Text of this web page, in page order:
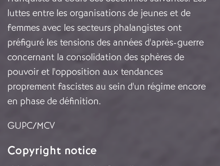
luttes entre les organisations de jeunes et de
femmes avec les secteurs phalangistes ont
préfiguré les tensions des années d'après-guerre
concernant la consolidation des sphères de
pouvoir et l'opposition aux tendances
proprement fascistes au sein d'un régime encore
en phase de définition.
GUPC/MCV
Copyright notice